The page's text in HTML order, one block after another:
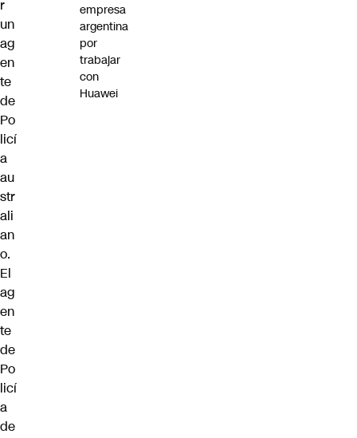
r
un
ag
en
te
de
Po
licí
a
au
str
ali
an
o.
El
ag
en
te
de
Po
licí
a
de
empresa
argentina
por
trabajar
con
Huawei